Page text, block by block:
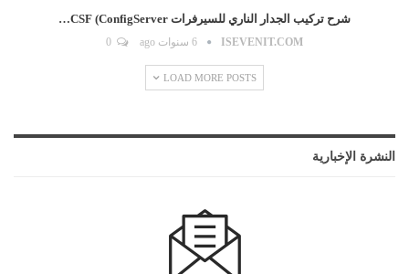
شرح تركيب الجدار الناري للسيرفرات CSF (ConfigServer…
ISEVENIT.COM 6 سنوات ago
LOAD MORE POSTS
النشرة الإخبارية